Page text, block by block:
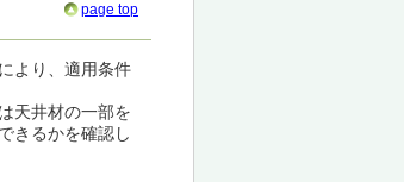
page top
より、適用条件
天井材の一部を
きるかを確認し